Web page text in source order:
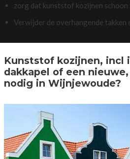
zorg dat kunststof kozijnen schoon
Verwijder de overhangende takken
Kunststof kozijnen, incl
dakkapel of een
nodig in Wijnjewoude?